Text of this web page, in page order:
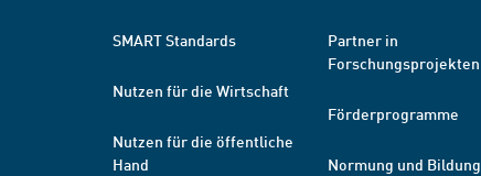
SMART Standards
Nutzen für die Wirtschaft
Nutzen für die öffentliche
Hand
Partner in
Forschungsprojekten
Förderprogramme
Normung und Bildung